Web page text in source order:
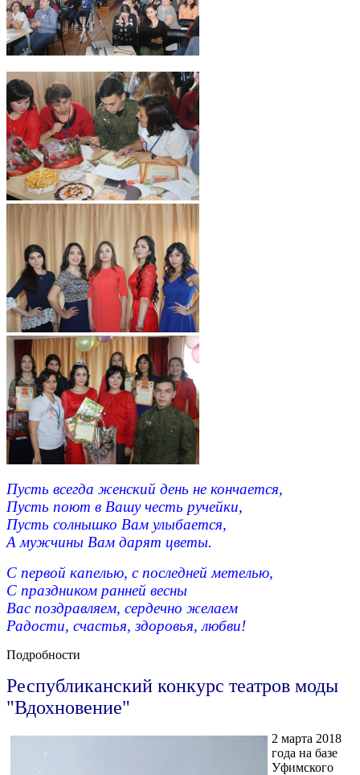
Пусть всегда женский день не кончается,
Пусть поют в Вашу честь ручейки,
Пусть солнышко Вам улыбается,
А мужчины Вам дарят цветы.
С первой капелью, с последней метелью,
С праздником ранней весны
Вас поздравляем, сердечно желаем
Радости, счастья, здоровья, любви!
Подробности
Республиканский конкурс театров моды
"Вдохновение"
2 марта 2018
года на базе
Уфимского